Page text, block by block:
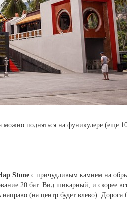
подняться на фуникулере (еще
Stone с причудливым камнем на
20 бат. Вид шикарный, и скорее
(на центр будет влево). Дорога